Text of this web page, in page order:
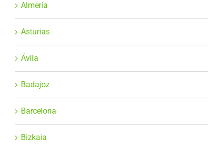
Almería
Asturias
Ávila
Badajoz
Barcelona
Bizkaia